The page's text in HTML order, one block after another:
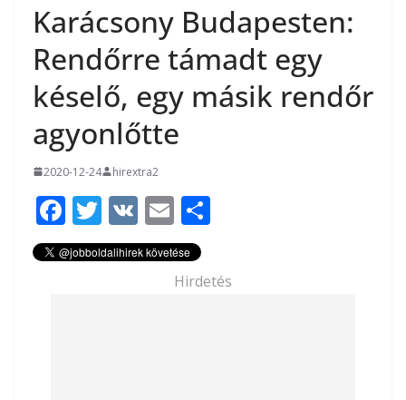
Karácsony Budapesten:
Rendőrre támadt egy
késelő, egy másik rendőr
agyonlőtte
2020-12-24 hirextra2
F
ac
e
T
w
itt
V
K
E
m
ai
l
za
m
Hirdetés